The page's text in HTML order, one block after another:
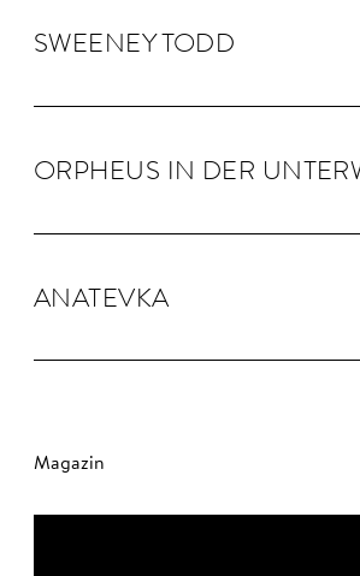
SWEENEY TODD
OR­PHEUS IN DER
ANA­TEVKA
Magazin